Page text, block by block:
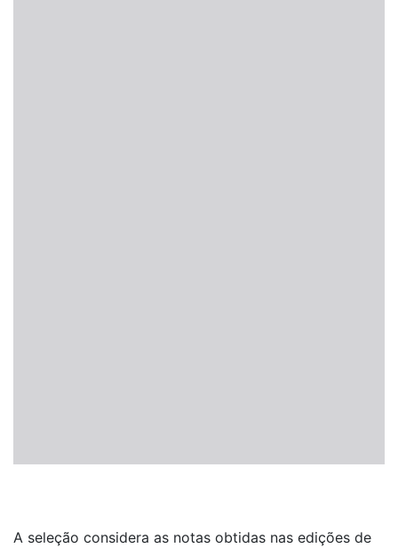
A seleção considera as notas obtidas nas edições de